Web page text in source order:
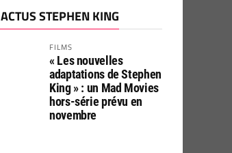
STEPHEN KING
FILMS
« Les nouvelles
adaptations de Stephen
King » : un Mad Movies
hors-série prévu en
novembre